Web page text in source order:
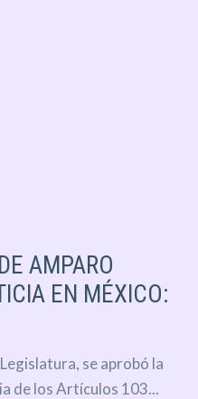
AMPARO
EN MÉXICO:
se aprobó la
de los Artículos 103...